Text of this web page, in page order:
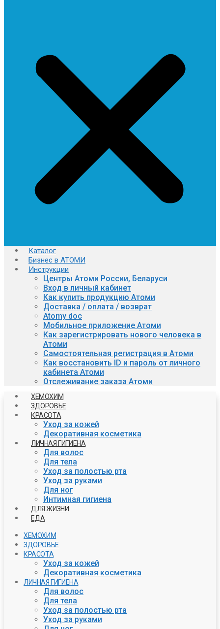
Каталог
Бизнес в АТОМИ
Инструкции
Центры Атоми России, Беларуси
Вход в личный кабинет
Как купить продукцию Атоми
Доставка / оплата / возврат
Atomy doc
Мобильное приложение Атоми
Как зарегистрировать нового человека в
Атоми
Самостоятельная регистрация в Атоми
Как восстановить ID и пароль от личного
кабинета Атоми
Отслеживание заказа Атоми
ХЕМОХИМ
ЗДОРОВЬЕ
КРАСОТА
Уход за кожей
Декоративная косметика
ЛИЧНАЯ ГИГИЕНА
Для волос
Для тела
Уход за полостью рта
Уход за руками
Для ног
Интимная гигиена
ДЛЯ ЖИЗНИ
ЕДА
ХЕМОХИМ
ЗДОРОВЬЕ
КРАСОТА
Уход за кожей
Декоративная косметика
ЛИЧНАЯ ГИГИЕНА
Для волос
Для тела
Уход за полостью рта
Уход за руками